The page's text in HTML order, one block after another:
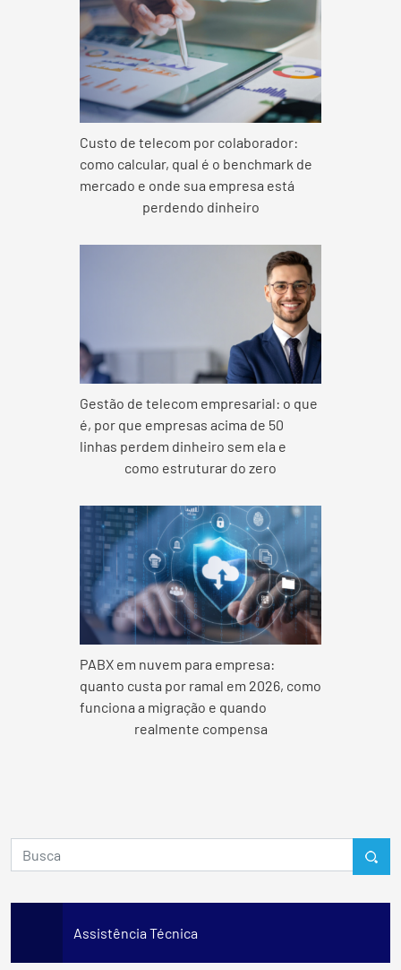
Custo de telecom por colaborador:
como calcular, qual é o benchmark de
mercado e onde sua empresa está
perdendo dinheiro
Gestão de telecom empresarial: o que
é, por que empresas acima de 50
linhas perdem dinheiro sem ela e
como estruturar do zero
PABX em nuvem para empresa:
quanto custa por ramal em 2026, como
funciona a migração e quando
realmente compensa
Assistência Técnica